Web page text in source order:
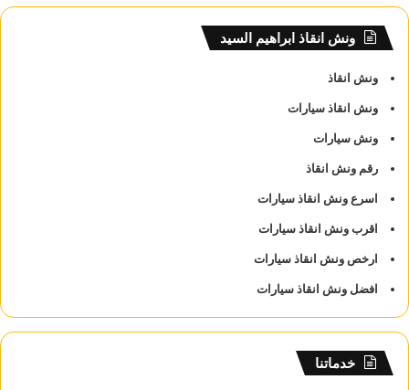
ونش انقاذ ابراهيم السيد
ونش انقاذ
ونش انقاذ سيارات
ونش سيارات
رقم ونش انقاذ
اسرع ونش انقاذ سيارات
اقرب ونش انقاذ سيارات
ارخص ونش انقاذ سيارات
افضل ونش انقاذ سيارات
خدماتنا